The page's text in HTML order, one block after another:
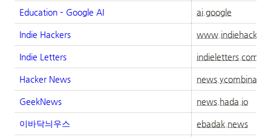
Education – Google AI ai.google
Indie Hackers
Indie Letters indieletters.com
Hacker News
GeekNews news.hada.io
이바닥늬우스 ebadak.news